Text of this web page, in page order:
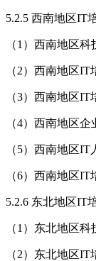
5.2.5 西南地区IT
（1）西南地区
（2）西南地区
（3）西南地区
（4）西南地区
（5）西南地区
（6）西南地区
5.2.6 东北地区IT
（1）东北地区
（2）东北地区